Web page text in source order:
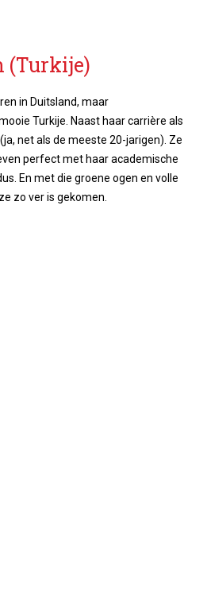
(Turkije)
in Duitsland, maar
Turkije. Naast haar carrière als
net als de meeste 20-jarigen). Ze
perfect met haar academische
En met die groene ogen en volle
zo ver is gekomen.